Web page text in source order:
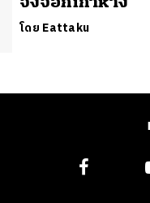
โดย Eattaku